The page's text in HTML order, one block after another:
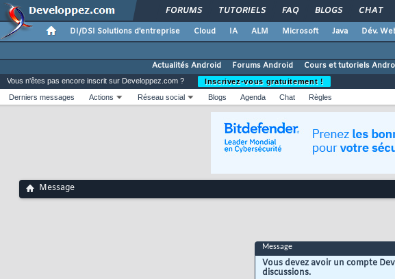
FORUMS TUTORIELS FAQ BLOGS CHAT
DI/DSI Solutions d'entreprise Cloud IA ALM Microsoft Java Dév.
Actualités Android
Forums Android Cours et tutoriels
Vous n'êtes pas encore inscrit sur Developpez.com ?
Inscrivez-vous gratuitement !
Derniers messages
Actions Réseau social Blogs Agenda Chat Règles
Message
Message
Vous devez avoir un compte
discussions.